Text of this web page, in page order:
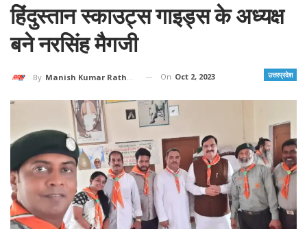
हिंदुस्तान स्काउट्स गाइड्स के अध्यक्ष
बने नरसिंह मैगजी
उत्तरप्रदेश
By Manish Kumar Rathore On Oct 2, 2023